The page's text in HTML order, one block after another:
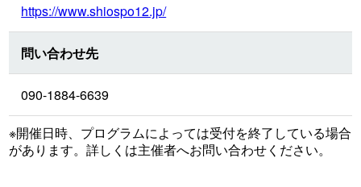
https://www.shiospo12.jp/
問い合わせ先
090-1884-6639
※開催日時、プログラムによっては受付を終了している場合
があります。詳しくは主催者へお問い合わせください。